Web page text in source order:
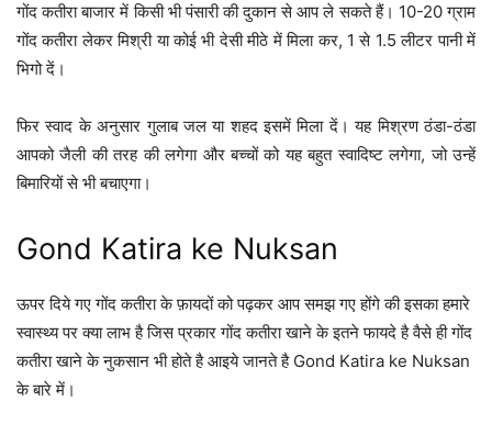
गोंद कतीरा बाजार में किसी भी पंसारी की दुकान से आप ले सकते हैं। 10-20 ग्राम
गोंद कतीरा लेकर मिश्री या कोई भी देसी मीठे में मिला कर, 1 से 1.5 लीटर पानी में
भिगो दें।
फिर स्वाद के अनुसार गुलाब जल या शहद इसमें मिला दें। यह मिश्रण ठंडा-ठंडा
आपको जैली की तरह की लगेगा और बच्चों को यह बहुत स्वादिष्ट लगेगा, जो उन्हें
बिमारियों से भी बचाएगा।
Gond Katira ke Nuksan
ऊपर दिये गए गोंद कतीरा के फ़ायदों को पढ़कर आप समझ गए होंगे की इसका हमारे
स्वास्थ्य पर क्या लाभ है जिस प्रकार गोंद कतीरा खाने के इतने फायदे है वैसे ही गोंद
कतीरा खाने के नुकसान भी होते है आइये जानते है Gond Katira ke Nuksan
के बारे में।